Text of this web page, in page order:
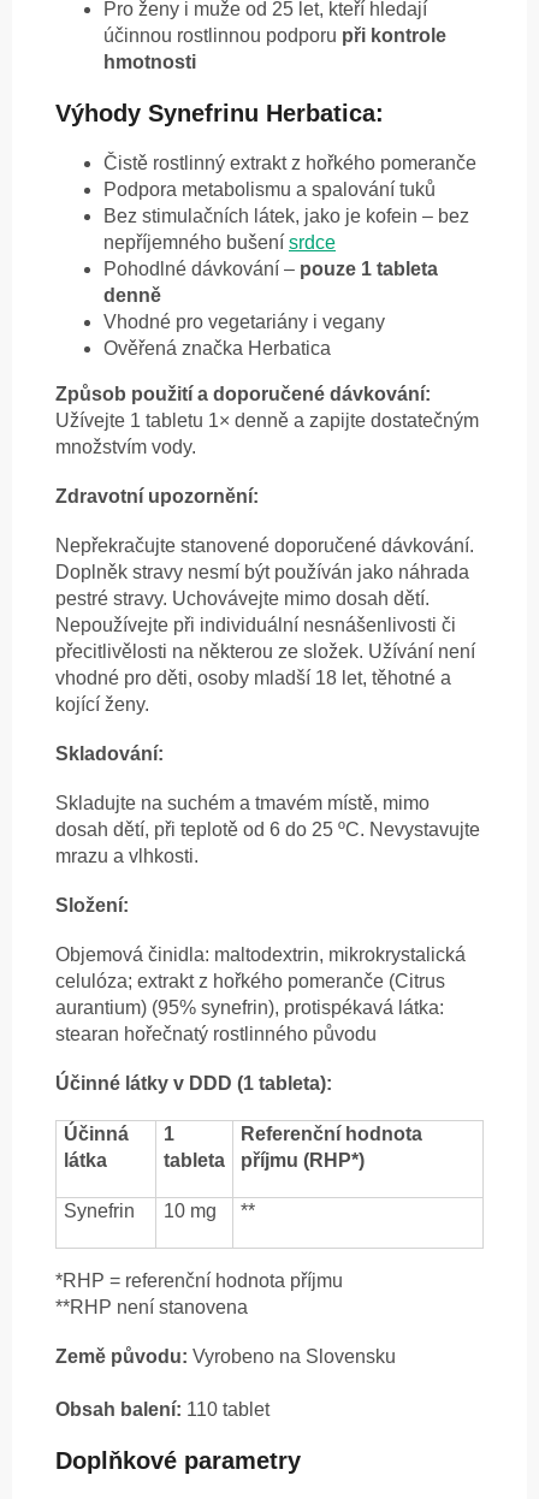
Pro ženy i muže od 25 let, kteří hledají
účinnou rostlinnou podporu při kontrole
hmotnosti
Výhody Synefrinu Herbatica:
Čistě rostlinný extrakt z hořkého pomeranče
Podpora metabolismu a spalování tuků
Bez stimulačních látek, jako je kofein – bez
nepříjemného bušení srdce
Pohodlné dávkování – pouze 1 tableta
denně
Vhodné pro vegetariány i vegany
Ověřená značka Herbatica
Způsob použití a doporučené dávkování:
Užívejte 1 tabletu 1× denně a zapijte dostatečným
množstvím vody.
Zdravotní upozornění:
Nepřekračujte stanovené doporučené dávkování.
Doplněk stravy nesmí být používán jako náhrada
pestré stravy. Uchovávejte mimo dosah dětí.
Nepoužívejte při individuální nesnášenlivosti či
přecitlivělosti na některou ze složek. Užívání není
vhodné pro děti, osoby mladší 18 let, těhotné a
kojící ženy.
Skladování:
Skladujte na suchém a tmavém místě, mimo
dosah dětí, při teplotě od 6 do 25 ºC. Nevystavujte
mrazu a vlhkosti.
Složení:
Objemová činidla: maltodextrin, mikrokrystalická
celulóza; extrakt z hořkého pomeranče (Citrus
aurantium) (95% synefrin), protispékavá látka:
stearan hořečnatý rostlinného původu
Účinné látky v DDD (1 tableta):
Účinná
látka
1
tableta
Referenční hodnota
příjmu (RHP*)
Synefrin 10 mg **
*RHP = referenční hodnota příjmu
**RHP není stanovena
Země původu: Vyrobeno na Slovensku
Obsah balení: 110 tablet
Doplňkové parametry